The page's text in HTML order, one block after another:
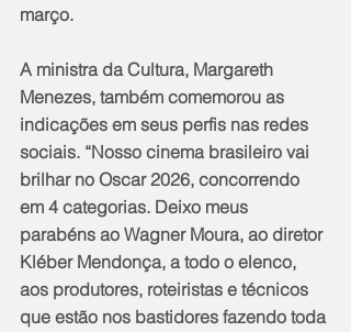
março.
A ministra da Cultura, Margareth
Menezes, também comemorou as
indicações em seus perfis nas redes
sociais. “Nosso cinema brasileiro vai
brilhar no Oscar 2026, concorrendo
em 4 categorias. Deixo meus
parabéns ao Wagner Moura, ao diretor
Kléber Mendonça, a todo o elenco,
aos produtores, roteiristas e técnicos
que estão nos bastidores fazendo toda